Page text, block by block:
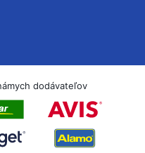
dodávateľov